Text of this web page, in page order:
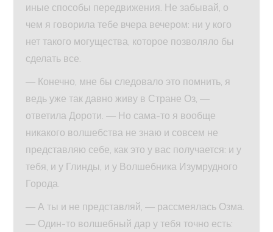
иные способы передвижения. Не забывай, о
чем я говорила тебе вчера вечером: ни у кого
нет такого могущества, которое позволяло бы
сделать все.
— Конечно, мне бы следовало это помнить, я
ведь уже так давно живу в Стране Оз, —
ответила Дороти. — Но сама-то я вообще
никакого волшебства не знаю и совсем не
представляю себе, как это у вас получается: и у
тебя, и у Глинды, и у Волшебника Изумрудного
Города.
— А ты и не представляй, — рассмеялась Озма.
— Один-то волшебный дар у тебя точно есть: